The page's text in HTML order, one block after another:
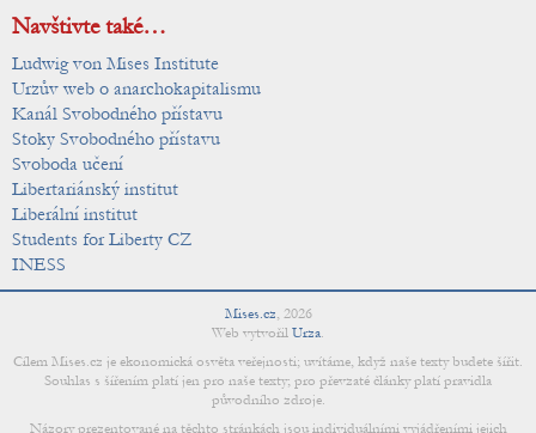
Navštivte také…
Ludwig von Mises Institute
Urzův web o anarchokapitalismu
Kanál Svobodného přístavu
Stoky Svobodného přístavu
Svoboda učení
Libertariánský institut
Liberální institut
Students for Liberty CZ
INESS
Mises.cz, 2026
Web vytvořil Urza.
Cílem Mises.cz je ekonomická osvěta veřejnosti; uvítáme, když naše texty budete šířit.
Souhlas s šířením platí jen pro naše texty; pro převzaté články platí pravidla
původního zdroje.
Názory prezentované na těchto stránkách jsou individuálními vyjádřeními jejich